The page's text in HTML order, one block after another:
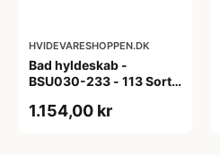
HVIDEVARESHOPPEN.DK
Bad hyldeskab -
BSU030-233 - 113 Sort
1.154,00 kr